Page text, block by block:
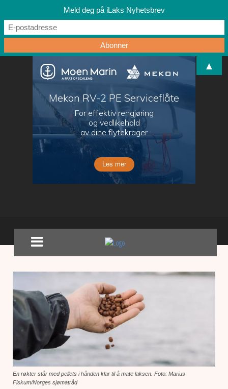
En røkter står med pellets i hånden klar til å mate laksen. Foto: Marius
Fiskum/Norges sjømatråd
Meld deg på iLaks Nyhetsbrev
▲